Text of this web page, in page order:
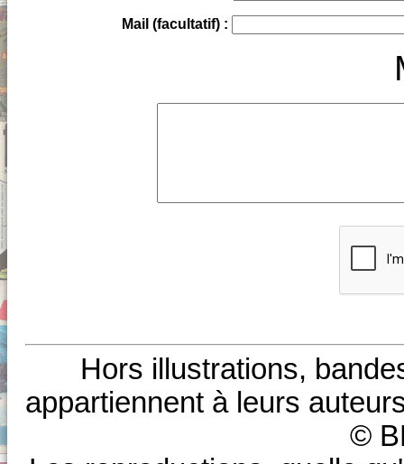
Mail (facultatif) :
Hors illustrations,
appartiennent à leurs
©